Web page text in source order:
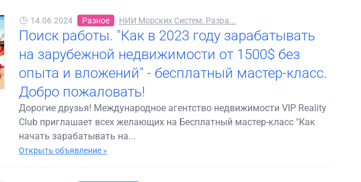
14.06.2024 Разное НИИ Морских Систем. Разра...
Поиск работы. "Как в 2023 году зарабатывать
на зарубежной недвижимости от 1500$ без
опыта и вложений" - бесплатный мастер-класс.
Добро пожаловать!
Дорогие друзья! Международное агентство недвижимости VIP Reality
Club приглашает всех желающих на Бесплатный мастер-класс "Как
начать зарабатывать на...
Открыть объявление »